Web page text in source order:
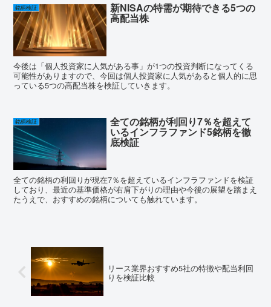
銘柄検証 新NISAの特需が期待できる5つの
高配当株
今後は「個人投資家に人気がある事」が1つの投資判断になってくる
可能性がありますので、今回は個人投資家に人気があると個人的に思
っている5つの高配当株を検証していきます。
銘柄検証 全ての銘柄が利回り7％を超えて
いるインフラファンド5銘柄を徹
底検証
全ての銘柄の利回りが現在7％を超えているインフラファンドを検証
しており、最近の基準価格が右肩下がりの理由や今後の展望を踏まえ
たうえで、おすすめの銘柄についても触れています。
リース業界おすすめ5社の特徴や配当利回
りを検証比較